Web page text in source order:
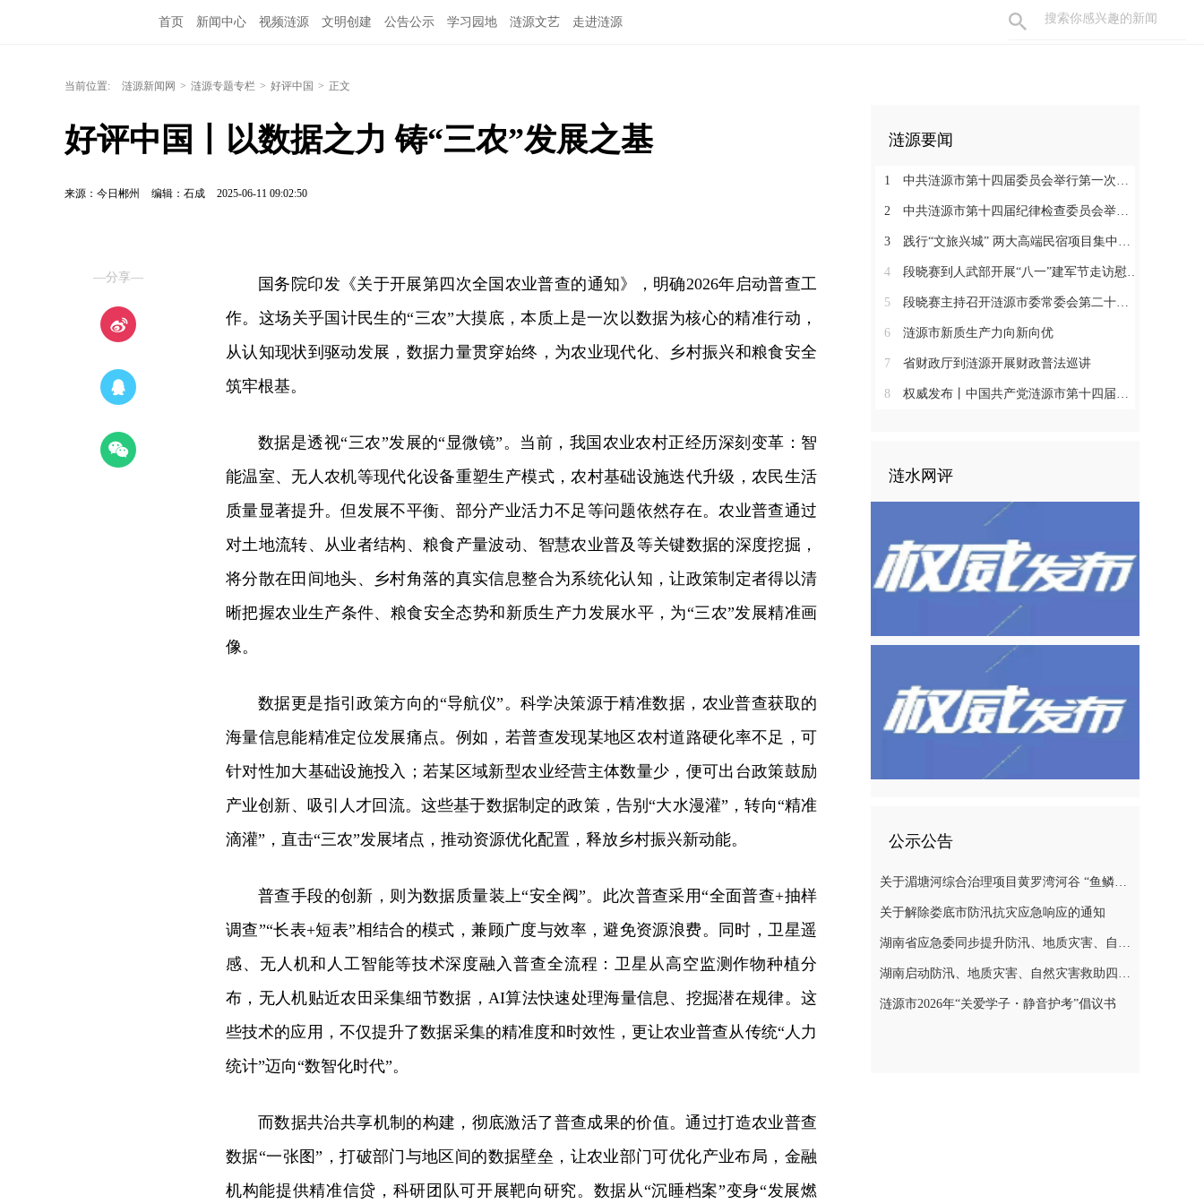
首页 新闻中心 视频涟源 文明创建 公告公示 学习园地 涟源文艺 走进涟源
当前位置: 涟源新闻网 > 涟源专题专栏 > 好评中国 > 正文
好评中国丨以数据之力 铸“三农”发展之基
来源：今日郴州 编辑：石成 2025-06-11 09:02:50
—分享—
国务院印发《关于开展第四次全国农业普查的通知》，明确2026年启动普查工
作。这场关乎国计民生的“三农”大摸底，本质上是一次以数据为核心的精准行动，
从认知现状到驱动发展，数据力量贯穿始终，为农业现代化、乡村振兴和粮食安全
筑牢根基。
数据是透视“三农”发展的“显微镜”。当前，我国农业农村正经历深刻变革：智
能温室、无人农机等现代化设备重塑生产模式，农村基础设施迭代升级，农民生活
质量显著提升。但发展不平衡、部分产业活力不足等问题依然存在。农业普查通过
对土地流转、从业者结构、粮食产量波动、智慧农业普及等关键数据的深度挖掘，
将分散在田间地头、乡村角落的真实信息整合为系统化认知，让政策制定者得以清
晰把握农业生产条件、粮食安全态势和新质生产力发展水平，为“三农”发展精准画
像。
数据更是指引政策方向的“导航仪”。科学决策源于精准数据，农业普查获取的
海量信息能精准定位发展痛点。例如，若普查发现某地区农村道路硬化率不足，可
针对性加大基础设施投入；若某区域新型农业经营主体数量少，便可出台政策鼓励
产业创新、吸引人才回流。这些基于数据制定的政策，告别“大水漫灌”，转向“精准
滴灌”，直击“三农”发展堵点，推动资源优化配置，释放乡村振兴新动能。
普查手段的创新，则为数据质量装上“安全阀”。此次普查采用“全面普查+抽样
调查”“长表+短表”相结合的模式，兼顾广度与效率，避免资源浪费。同时，卫星遥
感、无人机和人工智能等技术深度融入普查全流程：卫星从高空监测作物种植分
布，无人机贴近农田采集细节数据，AI算法快速处理海量信息、挖掘潜在规律。这
些技术的应用，不仅提升了数据采集的精准度和时效性，更让农业普查从传统“人力
统计”迈向“数智化时代”。
而数据共治共享机制的构建，彻底激活了普查成果的价值。通过打造农业普查
数据“一张图”，打破部门与地区间的数据壁垒，让农业部门可优化产业布局，金融
机构能提供精准信贷，科研团队可开展靶向研究。数据从“沉睡档案”变身“发展燃
涟源要闻
1 中共涟源市第十四届委员会举行第一次全体会议 段晓赛当选市委书记 伍鹤群周杨当选市委副书记
2 中共涟源市第十四届纪律检查委员会举行第一次全体会议
3 践行“文旅兴城” 两大高端民宿项目集中签约开工 全力打造“湖湘地区文旅康养名城”
4 段晓赛到人武部开展“八一”建军节走访慰问活动
5 段晓赛主持召开涟源市委常委会第二十八次会议
6 涟源市新质生产力向新向优
7 省财政厅到涟源开展财政普法巡讲
8 权威发布丨中国共产党涟源市第十四届纪律检查委员会书记、副书记、常委名单
涟水网评
公示公告
关于湄塘河综合治理项目黄罗湾河谷 “鱼鳞坝”区域不对外开放的公告
关于解除娄底市防汛抗灾应急响应的通知
湖南省应急委同步提升防汛、地质灾害、自然灾害救助应急响应至三级
湖南启动防汛、地质灾害、自然灾害救助四级应急响应
涟源市2026年“关爱学子・静音护考”倡议书